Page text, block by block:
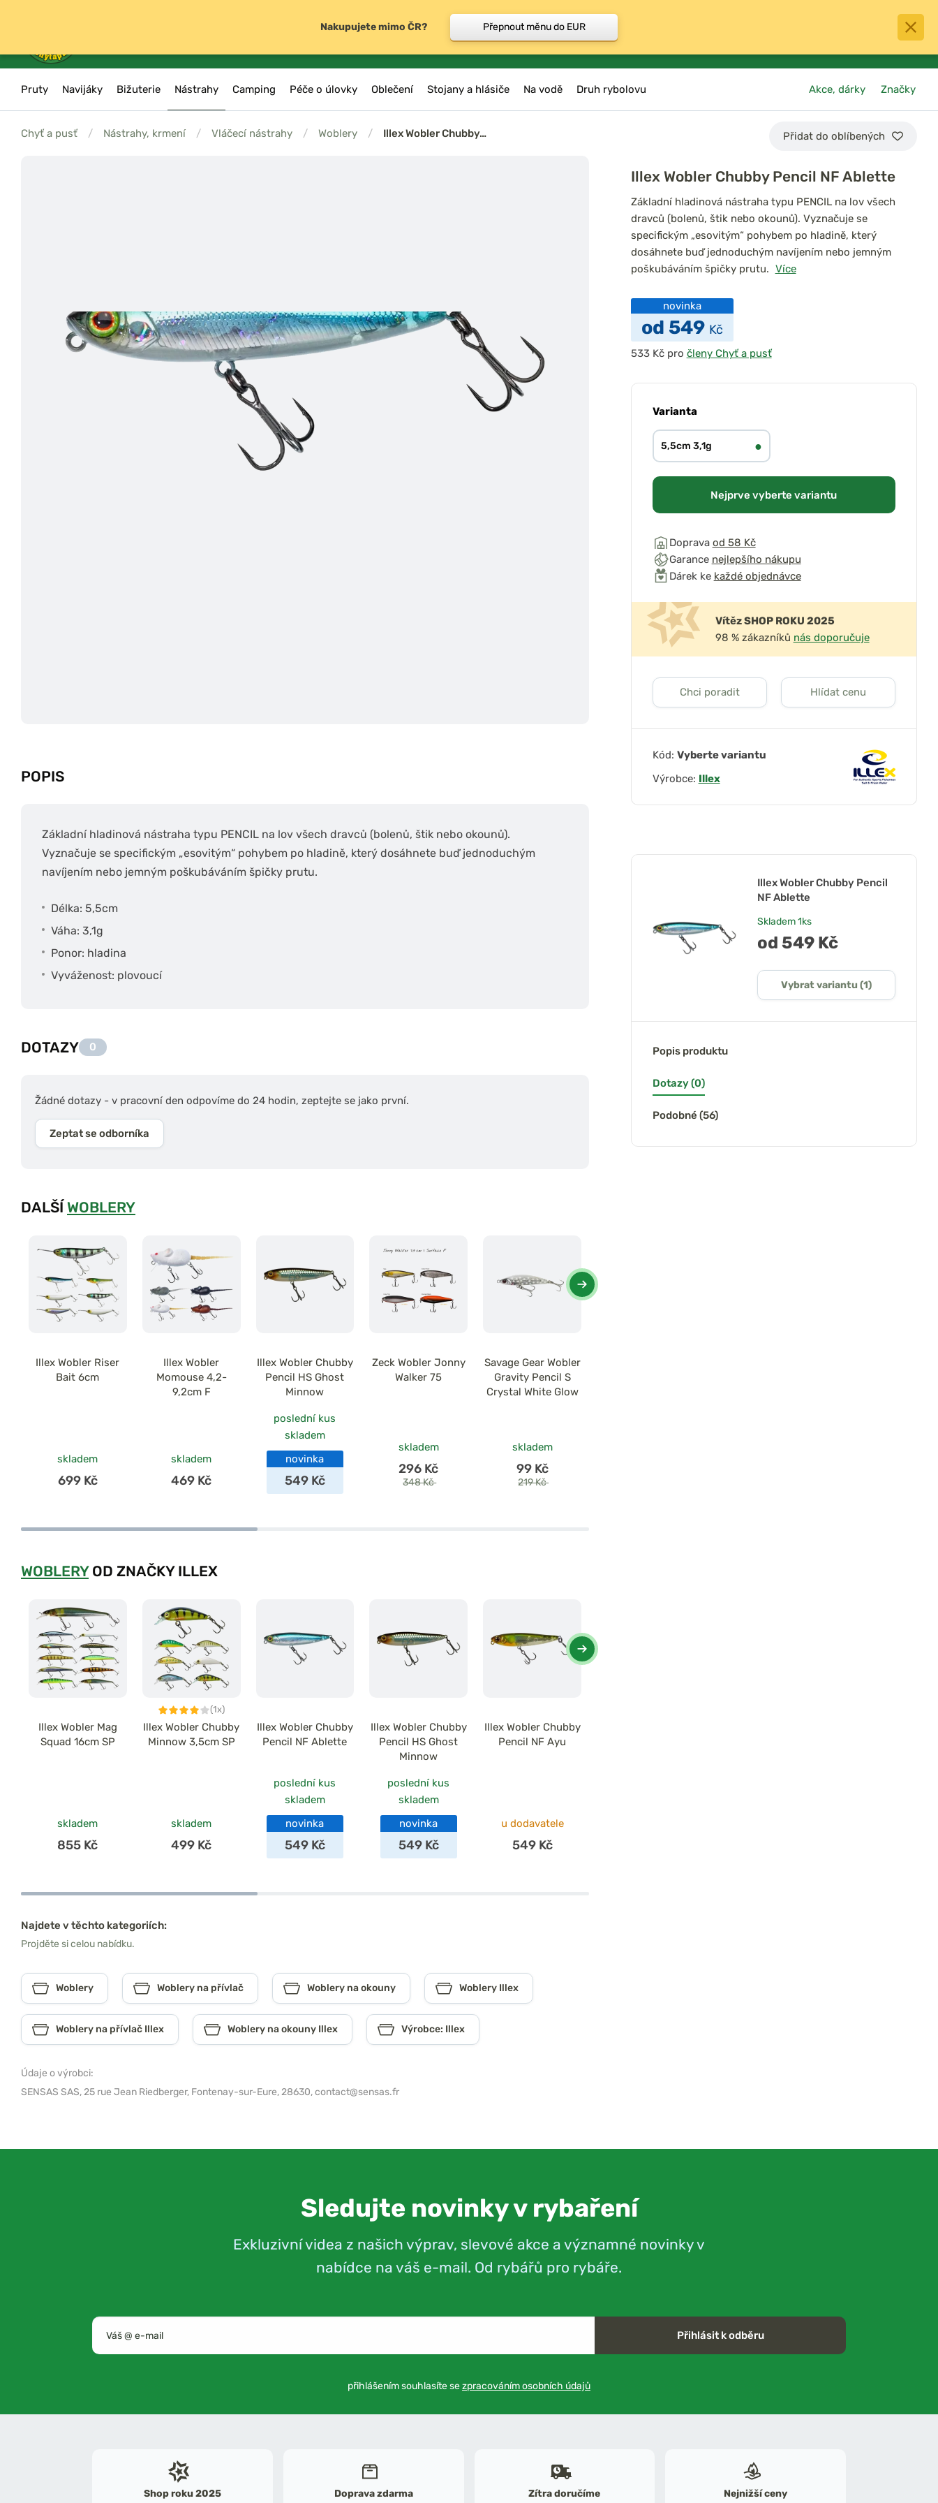
0
košík
Pruty Navijáky Bižuterie Nástrahy Camping Péče o úlovky Oblečení Stojany a hlásiče Na vodě Druh rybolovu Akce, dárky Značky
Chyť a pusť / Nástrahy, krmení / Vláčecí nástrahy / Woblery / Illex Wobler Chubby… Přidat do oblíbených
POPIS
Základní hladinová nástraha typu PENCIL na lov všech dravců (bolenů, štik nebo okounů).
Vyznačuje se specifickým „esovitým“ pohybem po hladině, který dosáhnete buď jednoduchým
navíjením nebo jemným poškubáváním špičky prutu.
Délka: 5,5cm
Váha: 3,1g
Ponor: hladina
Vyváženost: plovoucí
DOTAZY 0
Žádné dotazy - v pracovní den odpovíme do 24 hodin, zeptejte se jako první.
Zeptat se odborníka
DALŠÍ WOBLERY
Illex Wobler Riser
Bait 6cm
skladem
699 Kč
Illex Wobler
Momouse 4,2-
9,2cm F
skladem
469 Kč
Illex Wobler Chubby
Pencil HS Ghost
Minnow
poslední kus
skladem
novinka
549 Kč
Zeck Wobler Jonny
Walker 75
skladem
296 Kč
348 Kč
Savage Gear Wobler
Gravity Pencil S
Crystal White Glow
skladem
99 Kč
219 Kč
WOBLERYOD ZNAČKY ILLEX
Illex Wobler Mag
Squad 16cm SP
skladem
855 Kč
(1x)
Illex Wobler Chubby
Minnow 3,5cm SP
skladem
499 Kč
Illex Wobler Chubby
Pencil NF Ablette
poslední kus
skladem
novinka
549 Kč
Illex Wobler Chubby
Pencil HS Ghost
Minnow
poslední kus
skladem
novinka
549 Kč
Illex Wobler Chubby
Pencil NF Ayu
u dodavatele
549 Kč
Najdete v těchto kategoriích:
Projděte si celou nabídku.
Woblery Woblery na přívlač Woblery na okouny Woblery Illex
Woblery na přívlač Illex Woblery na okouny Illex Výrobce: Illex
Údaje o výrobci:
SENSAS SAS,25 rue Jean Riedberger, Fontenay-sur-Eure, 28630,contact@sensas.fr
Illex Wobler Chubby Pencil NF Ablette
Základní hladinová nástraha typu PENCIL na lov všech
dravců (bolenů, štik nebo okounů). Vyznačuje se
specifickým „esovitým“ pohybem po hladině, který
dosáhnete buď jednoduchým navíjením nebo jemným
poškubáváním špičky prutu. Více
novinka
od 549 Kč
pro členy Chyť a pusť
Varianta
5,5cm 3,1g ●
Nejprve vyberte variantu
Doprava od 58 Kč
Garance nejlepšího nákupu
Dárek ke každé objednávce
Vítěz SHOP ROKU 2025
98 % zákazníků nás doporučuje
Chci poradit Hlídat cenu
Kód: Vyberte variantu
Výrobce: Illex
Illex Wobler Chubby Pencil
NF Ablette
Skladem1ks
od 549 Kč
Vybrat variantu (1)
Popis produktu
Dotazy (0)
Podobné (56)
Sledujte novinky v rybaření
Exkluzivní videa z našich výprav, slevové akce a významné novinky v
nabídce na váš e-mail. Od rybářů pro rybáře.
Přihlásit k odběru
přihlášením souhlasíte sezpracováním osobních údajů
Shop roku 2025 Doprava zdarma Zítra doručíme Nejnižší ceny
Nakupujete mimo ČR? Přepnout měnu do EUR